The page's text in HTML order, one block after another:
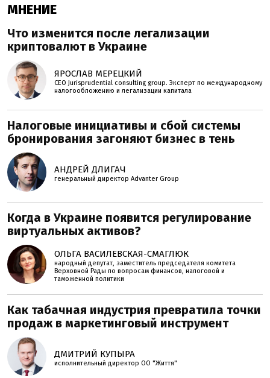
МНЕНИЕ
Что изменится после легализации
криптовалют в Украине
ЯРОСЛАВ МЕРЕЦКИЙ
CEO Jurisprudential consulting group. Эксперт по международному
налогообложению и легализации капитала
Налоговые инициативы и сбой системы
бронирования загоняют бизнес в тень
АНДРЕЙ ДЛИГАЧ
генеральный директор Advanter Group
Когда в Украине появится регулирование
виртуальных активов?
ОЛЬГА ВАСИЛЕВСКАЯ-СМАГЛЮК
народный депутат, заместитель председателя комитета
Верховной Рады по вопросам финансов, налоговой и
таможенной политики
Как табачная индустрия превратила точки
продаж в маркетинговый инструмент
ДМИТРИЙ КУПЫРА
исполнительный директор ОО "Життя"